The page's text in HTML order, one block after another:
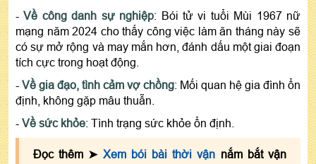
-Về công danh sự nghiệp: Bói tử vi tuổi Mùi 1967 nữ
mạng năm 2024 cho thấy công việc làm ăn tháng này sẽ
có sự mở rộng và may mắn hơn, đánh dấu một giai đoạn
tích cực trong hoạt động.
- Về gia đạo, tình cảm vợ chồng: Mối quan hệ gia đình ổn
định, không gặp mâu thuẫn.
- Về sức khỏe: Tình trạng sức khỏe ổn định.
Đọc thêm ➤ Xem bói bài thời vận nắm bắt vận